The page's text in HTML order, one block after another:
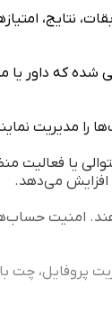
نتایج،
که داور یا
را مدیریت
یا فعالیت
افزایش می‌دهد.
امنیت
پروفایل،